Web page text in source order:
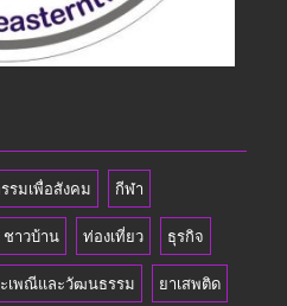
รมเพื่อสังคม กีฬา
ชาวบ้าน ท่องเที่ยว ธุรกิจ
เพณีและวัฒนธรรม ยาเสพติด